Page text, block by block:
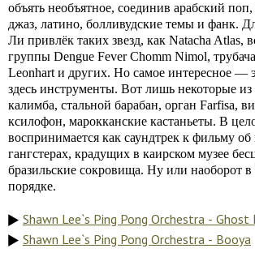
объять необъятное, соединив арабский
джаз, латино, болливудские темы и фанк.
Ли привлёк таких звезд, как Natacha Atlas,
группы Dengue Fever Chomm Nimol,
Leonhart и других. Но самое интересное —
здесь инструменты. Вот лишь некоторые из
калимба, стальной барабан, орган Farfisa,
ксилофон, марокканские кастаньеты. В
воспринимается как саундтрек к фильму
гангстерах, крадущих в каирском музее
бразильские сокровища. Ну или наоборот в
порядке.
Shawn Lee`s Ping Pong Orchestra - Ghost
Shawn Lee`s Ping Pong Orchestra - Booya